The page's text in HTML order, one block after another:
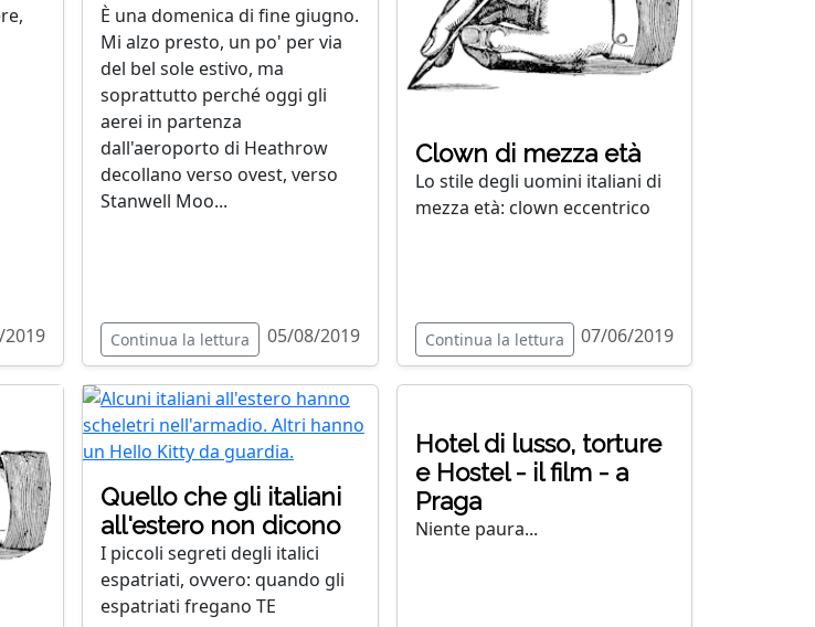
È una domenica di fine giugno.
Mi alzo presto, un po' per via
del bel sole estivo, ma
soprattutto perché oggi gli
aerei in partenza
dall'aeroporto di Heathrow
decollano verso ovest, verso
Stanwell Moo...
Continua la lettura 05/08/2019
Clown di mezza età
Lo stile degli uomini italiani di
mezza età: clown eccentrico
Continua la lettura 07/06/2019
Quello che gli italiani
all'estero non dicono
I piccoli segreti degli italici
espatriati, ovvero: quando gli
espatriati fregano TE
Hotel di lusso, torture
e Hostel - il film - a
Praga
Niente paura...